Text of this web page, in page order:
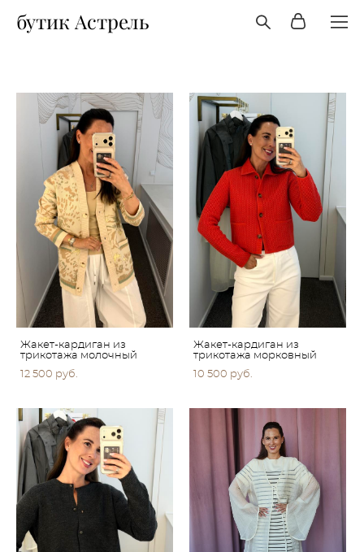
бутик Астрель
Жакет-кардиган из
трикотажа молочный
12 500 pуб.
Жакет-кардиган из
трикотажа морковный
10 500 pуб.